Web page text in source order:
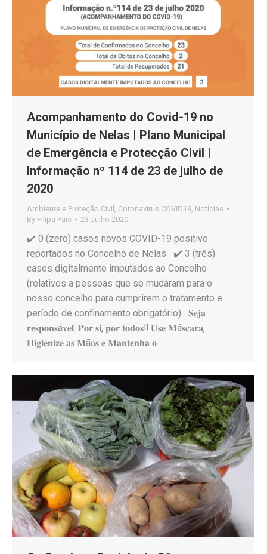
Acompanhamento do Covid-19 no
Município de Nelas | Plano Municipal
de Emergência e Protecção Civil |
Informação nº 114 de 23 de julho de
2020
Ambiente e Proteção Civil , Coronavirus COVID19, Notícias
By Filipa Pais 23 Julho 2020
✔️ 0 (zero) casos novos COVID-19 positivo
reportados no Concelho de Nelas ✔️ 3 (três)
casos digitalmente imputados ao Concelho
(relativos a pessoas que se mudaram para o
nosso concelho para cumprirem o tratamento e
período de confinamento obrigatório) 𝐒𝐞𝐣𝐚
𝐫𝐞𝐬𝐩𝐨𝐧𝐬á𝐯𝐞𝐥. 𝐏𝐨𝐫 𝐬𝐢, 𝐩𝐨𝐫 𝐭𝐨𝐝𝐨𝐬‼️ 𝐔𝐬𝐞 𝐌á𝐬𝐜𝐚𝐫𝐚,
𝐇𝐢𝐠𝐢𝐞𝐧𝐢𝐳𝐞 𝐚𝐬 𝐌ã𝐨𝐬 𝐞 𝐌𝐚𝐧𝐭𝐞𝐧𝐡𝐚 𝐨…